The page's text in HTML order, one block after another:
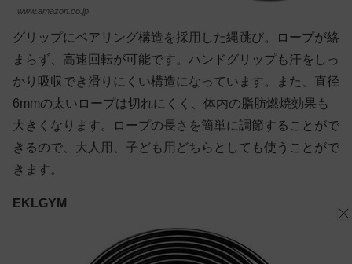
www.amazon.co.jp
グリップにベアリング構造を採用した縄跳び。ロープが絡
まらず、高速回転が可能です。ハンドグリップも汗をしっ
かり吸収でき滑りにくい構造になっています。また、直径
6mmの太いロープは切れにくく、体内の脂肪燃焼効果も
大きくなります。ロープの長さを簡単に調節することがで
きるので、大人用、子ども用どちらとしても使うことがで
きます。
EKLGYM